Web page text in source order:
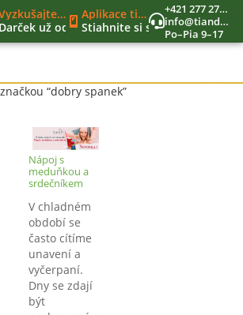
Vyzkušajte nové moderné funkcie
Darček už od 40€
nákupný zoznam
Aplikace tianDe Beroun
Stiahnite si svet tianDe do
+421 277 270 579
info@tiandekozmetika.sk
Po–Pia 9–17
“dobry spanek”
Nápoj s
meduňkou a
srdečníkem
V chladném
období se
často cítíme
unavení a
vyčerpaní.
Dny se zdají
být